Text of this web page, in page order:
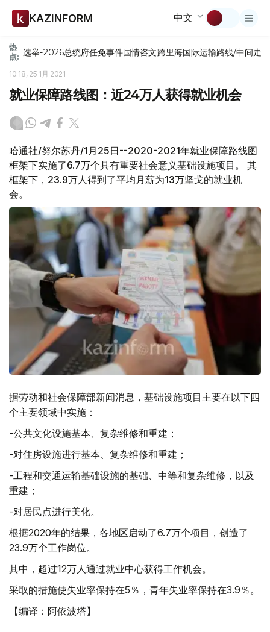
KAZINFORM 中文
热
点: 选举-2026总统府任免事件国情咨文跨里海国际运输路线/中间走廊
10:18, 25 1月 2021
就业保障路线图：近24万人获得就业机会
哈通社/努尔苏丹/1月25日--2020-2021年就业保障路线图
框架下实施了6.7万个具有重要社会意义基础设施项目。 其
框架下，23.9万人得到了平均月薪为13万坚戈的就业机
会。
据劳动和社会保障部新闻消息，基础设施项目主要在以下四
个主要领域中实施：
-公共文化设施基本、复杂维修和重建；
-对住房设施进行基本、复杂维修和重建；
-工程和交通运输基础设施的基础、中等和复杂维修，以及
重建；
-对居民点进行美化。
根据2020年的结果，各地区启动了6.7万个项目，创造了
23.9万个工作岗位。
其中，超过12万人通过就业中心获得工作机会。
采取的措施使失业率保持在5％，青年失业率保持在3.9％。
【编译：阿依波塔】